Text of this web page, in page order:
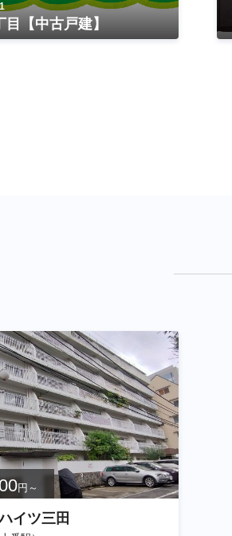
目【中古戸建】
円～
イツ三田